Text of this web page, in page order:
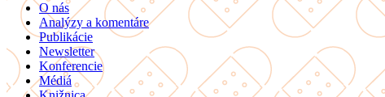
O nás
Analýzy a komentáre
Publikácie
Newsletter
Konferencie
Médiá